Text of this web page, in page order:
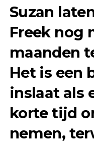
Suzan
Freek nog
maanden
Het is een
inslaat als
korte tijd
nemen,